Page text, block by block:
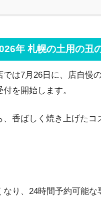
年 札幌の土用の丑
では7月26日に、店自慢
を開始します。
、香ばしく焼き上げた
り、24時間予約可能な